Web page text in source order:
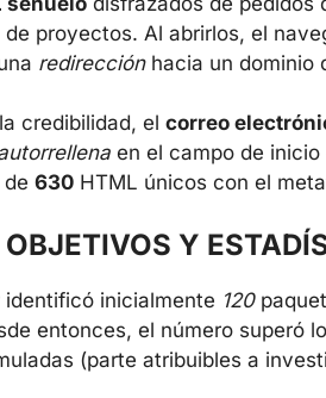
proyectos. Al abrirlos, el
redirecciónhacia un dominio
credibilidad, el correo
en el campo de
630 HTML únicos con el
Y
identificó inicialmente 120
entonces, el número superó
(parte atribuibles a